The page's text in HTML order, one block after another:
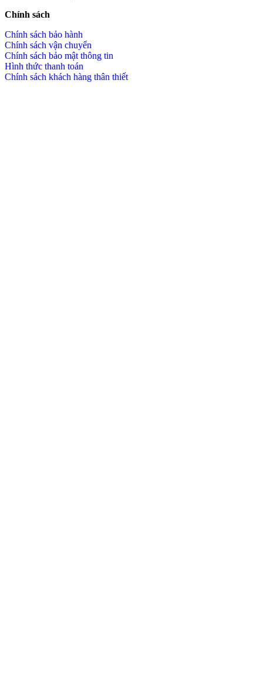
Chính sách
Chính sách bảo hành
Chính sách vận chuyển
Chính sách bảo mật thông tin
Hình thức thanh toán
Chính sách khách hàng thân thiết